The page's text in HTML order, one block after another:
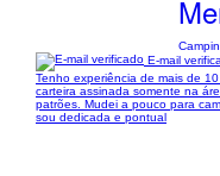
E-mail
Tenho experiência de mais de
carteira assinada somente na
patrões. Mudei a pouco para
sou dedicada e pontual